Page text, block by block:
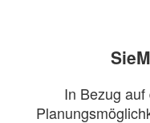
In Bezug